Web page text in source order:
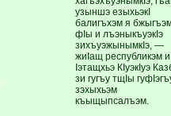
узыншэ езыхьэкI
балигъхэм я
фIы и лъэныкъуэкIэ
зихъуэжынымкIэ, —
жиIащ республикэм и
Iэтащхьэ КIуэкIуэ
зи гугъу тщIы
зэхыхьэм
къыщыпсалъэм.